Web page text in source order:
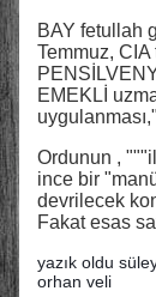
BAY fetullah
Temmuz, CIA
EMEKLİ
Ordunun ,
ince bir
devrilecek
Fakat esas
yazık oldu
orhan veli